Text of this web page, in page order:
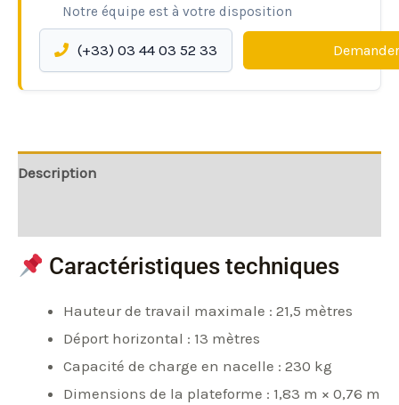
Notre équipe est à votre disposition
(+33) 03 44 03 52 33
Description
Caractéristiques techniques
Hauteur de travail maximale : 21,5 mètres
Déport horizontal : 13 mètres
Capacité de charge en nacelle : 230 kg
Dimensions de la plateforme : 1,83 m × 0,76 m